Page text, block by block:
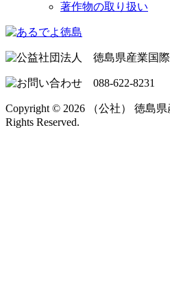
著作物の取り扱い
Copyright © 2026 （公社） 徳島
Rights Reserved.